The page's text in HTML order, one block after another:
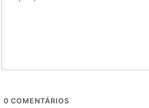
0 COMENTÁRIOS